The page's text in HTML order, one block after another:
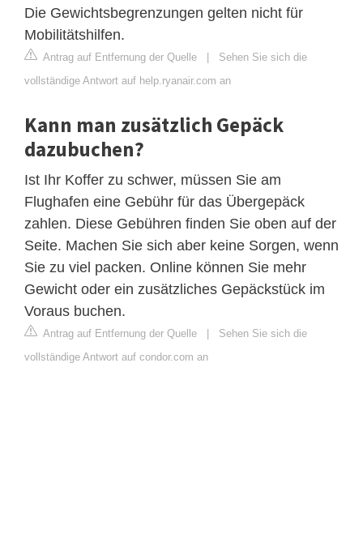
Die Gewichtsbegrenzungen gelten nicht für
Mobilitätshilfen.
Antrag auf Entfernung der Quelle | Sehen Sie sich die
vollständige Antwort auf help.ryanair.com an
Kann man zusätzlich Gepäck
dazubuchen?
Ist Ihr Koffer zu schwer, müssen Sie am
Flughafen eine Gebühr für das Übergepäck
zahlen. Diese Gebühren finden Sie oben auf der
Seite. Machen Sie sich aber keine Sorgen, wenn
Sie zu viel packen. Online können Sie mehr
Gewicht oder ein zusätzliches Gepäckstück im
Voraus buchen.
Antrag auf Entfernung der Quelle | Sehen Sie sich die
vollständige Antwort auf condor.com an